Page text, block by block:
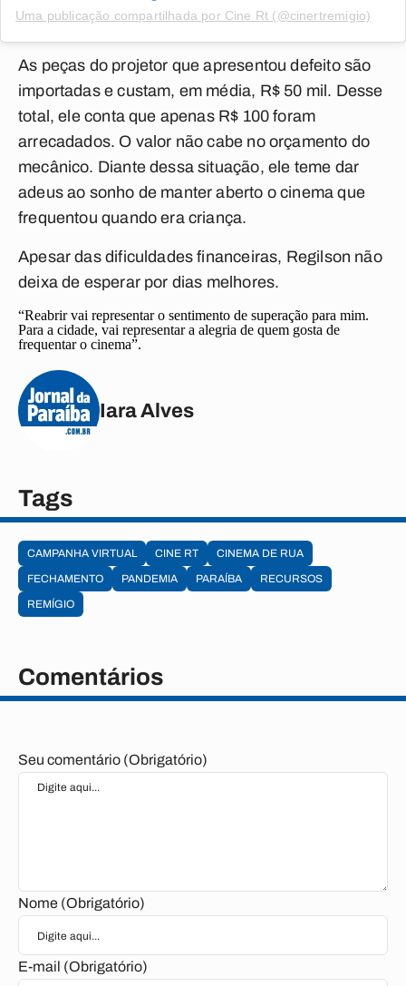
Uma publicação compartilhada por Cine Rt (@cinertremigio)
As peças do projetor que apresentou defeito são
importadas e custam, em média, R$ 50 mil. Desse
total, ele conta que apenas R$ 100 foram
arrecadados. O valor não cabe no orçamento do
mecânico. Diante dessa situação, ele teme dar
adeus ao sonho de manter aberto o cinema que
frequentou quando era criança.
Apesar das dificuldades financeiras, Regilson não
deixa de esperar por dias melhores.
“Reabrir vai representar o sentimento de superação para mim.
Para a cidade, vai representar a alegria de quem gosta de
frequentar o cinema”.
Iara Alves
Tags
CAMPANHA VIRTUAL CINE RT
CINEMA DE RUA
FECHAMENTO
PANDEMIA PARAÍBA
RECURSOS
REMÍGIO
Comentários
Seu comentário (Obrigatório)
Nome (Obrigatório)
E-mail (Obrigatório)